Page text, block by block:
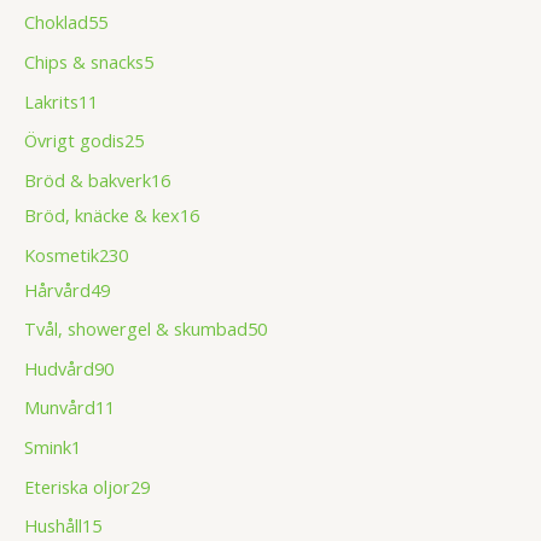
Choklad55
Chips & snacks5
Lakrits11
Övrigt godis25
Bröd & bakverk16
Bröd, knäcke & kex16
Kosmetik230
Hårvård49
Tvål, showergel & skumbad50
Hudvård90
Munvård11
Smink1
Eteriska oljor29
Hushåll15